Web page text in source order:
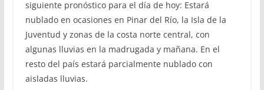
siguiente pronóstico para el día de hoy: Estará
nublado en ocasiones en Pinar del Río, la Isla de la
Juventud y zonas de la costa norte central, con
algunas lluvias en la madrugada y mañana. En el
resto del país estará parcialmente nublado con
aisladas lluvias.